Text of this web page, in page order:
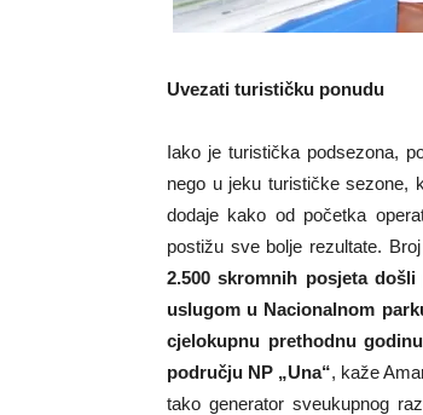
Uvezati turističku ponudu
Iako je turistička podsezona,
nego u jeku turističke sezone,
dodaje kako od početka
postižu sve bolje rezultate.
2.500 skromnih posjeta
uslugom u Nacionalnom
cjelokupnu prethodnu
području NP „Una“, kaže
tako generator sveukupnog